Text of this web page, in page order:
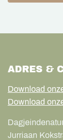
ADRES &
Download
Download
Jurriaan